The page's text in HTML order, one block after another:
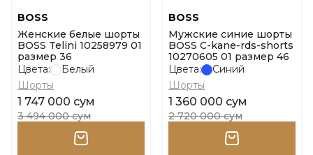
BOSS
Женские белые шорты
BOSS Telini 10258979 01
размер 36
Цвета:
Белый
Шорты
1 747 000 сум
3 494 000 сум
BOSS
Мужские синие шорты
BOSS C-kane-rds-shorts
10270605 01 размер 46
Цвета:
Синий
Шорты
1 360 000 сум
2 720 000 сум